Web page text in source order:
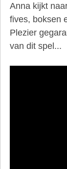
Anna kijkt
fives, boksen
Plezier
van dit spel...